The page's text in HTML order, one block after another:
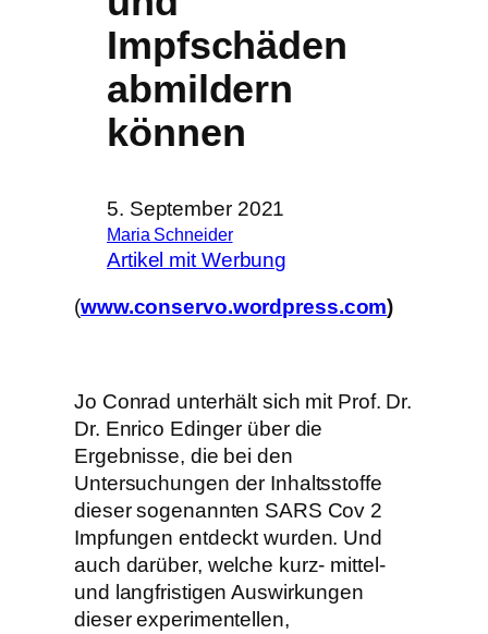
Impfschäden
abmildern
können
5. September 2021
Maria Schneider
Artikel mit Werbung
(www.conservo.wordpress.com)
Jo Conrad unterhält sich mit Prof. Dr.
Dr. Enrico Edinger über die
Ergebnisse, die bei den
Untersuchungen der Inhaltsstoffe
dieser sogenannten SARS Cov 2
Impfungen entdeckt wurden. Und
auch darüber, welche kurz- mittel-
und langfristigen Auswirkungen
dieser experimentellen,